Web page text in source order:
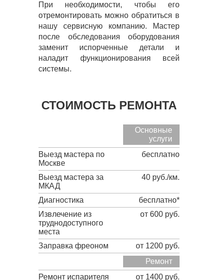
При необходимости, чтобы его
отремонтировать можно обратиться в
нашу сервисную компанию. Мастер
после обследования оборудования
заменит испорченные детали и
наладит функционирования всей
системы.
СТОИМОСТЬ РЕМОНТА
Основные
услуги
Выезд мастера по
Москве
бесплатно
Выезд мастера за
МКАД
40 руб./км.
Диагностика
бесплатно*
Извлечение из
труднодоступного
места
от 600 руб.
Заправка фреоном
от 1200 руб.
Ремонт
Ремонт испарителя
от 1400 руб.